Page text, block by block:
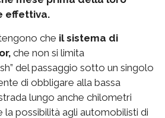
effettiva.
che il sistema di
che non si limita
del passaggio sotto un singolo
di obbligare alla bassa
lungo anche chilometri
la possibilità agli automobilisti di